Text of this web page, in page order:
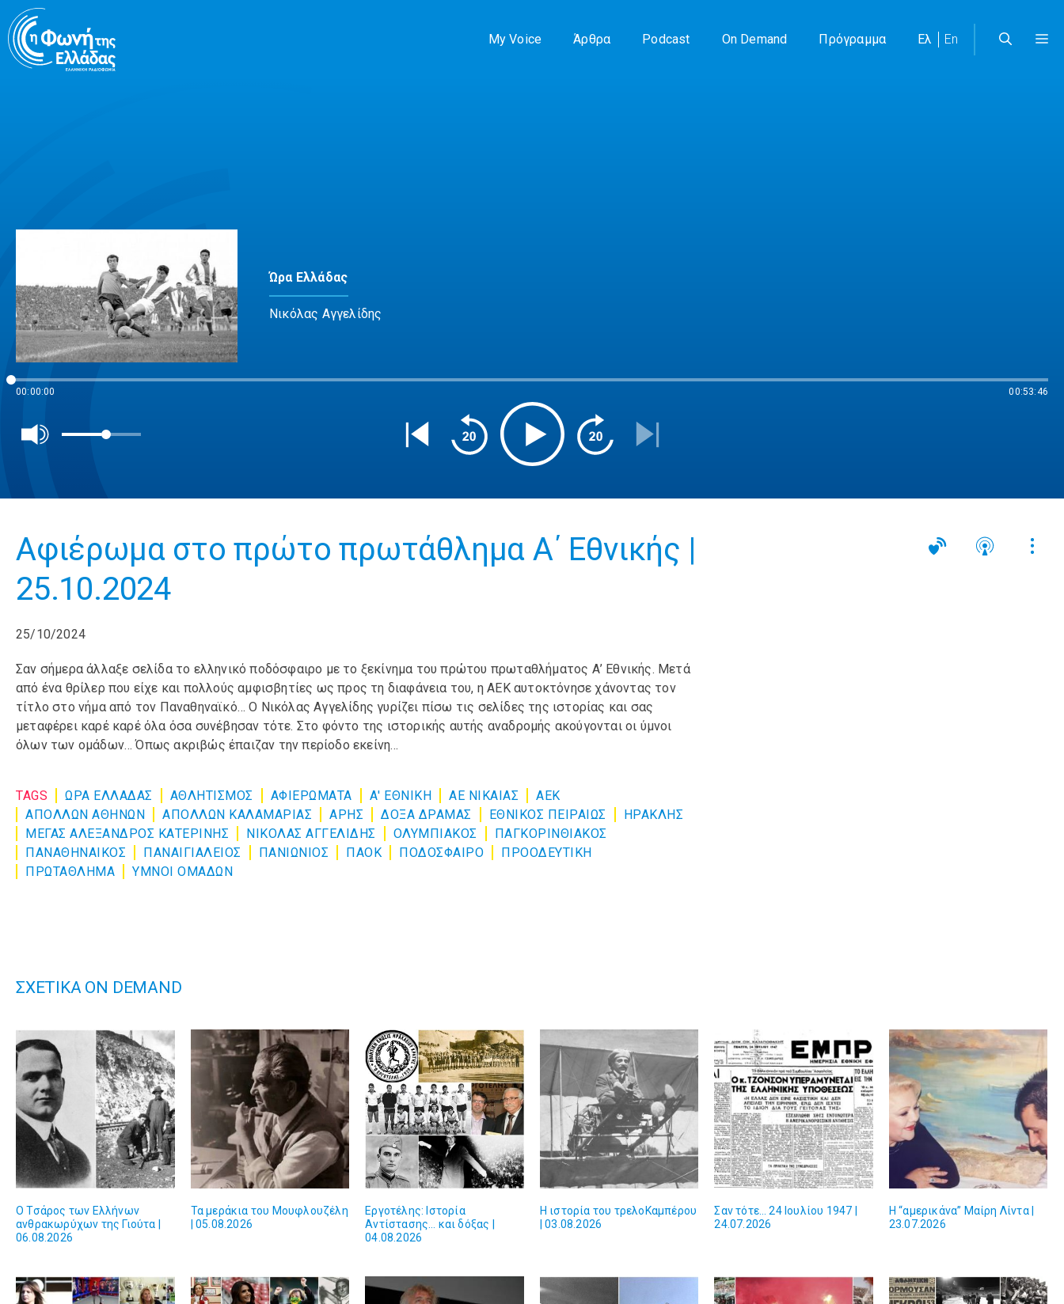
Μετάβαση
σε
περιεχόμενο
My Voice Άρθρα Podcast On Demand Πρόγραμμα Ελ En
Ώρα Ελλάδας
Νικόλας Αγγελίδης
00:00:00 00:53:46
Αφιέρωμα στο πρώτο πρωτάθλημα Α΄ Εθνικής |
25.10.2024
25/10/2024
Σαν σήμερα άλλαξε σελίδα το ελληνικό ποδόσφαιρο με το ξεκίνημα του πρώτου πρωταθλήματος Α’ Εθνικής. Μετά
από ένα θρίλερ που είχε και πολλούς αμφισβητίες ως προς τη διαφάνεια του, η ΑΕΚ αυτοκτόνησε χάνοντας τον
τίτλο στο νήμα από τον Παναθηναϊκό… Ο Νικόλας Αγγελίδης γυρίζει πίσω τις σελίδες της ιστορίας και σας
μεταφέρει καρέ καρέ όλα όσα συνέβησαν τότε. Στο φόντο της ιστορικής αυτής αναδρομής ακούγονται οι ύμνοι
όλων των ομάδων… Όπως ακριβώς έπαιζαν την περίοδο εκείνη…
TAGS ΩΡΑ ΕΛΛΑΔΑΣ ΑΘΛΗΤΙΣΜΌΣ ΑΦΙΕΡΏΜΑΤΑ Α' ΕΘΝΙΚΗ ΑΕ ΝΙΚΑΙΑΣ
ΑΕΚ
ΑΠΟΛΛΩΝ ΑΘΗΝΩΝ
ΑΠΟΛΛΩΝ ΚΑΛΑΜΑΡΙΑΣ ΑΡΗΣ ΔΟΞΑ ΔΡΑΜΑΣ ΕΘΝΙΚΟΣ ΠΕΙΡΑΙΩΣ
ΗΡΑΚΛΗΣ
ΜΕΓΑΣ ΑΛΕΞΑΝΔΡΟΣ ΚΑΤΕΡΙΝΗΣ
ΝΙΚΟΛΑΣ ΑΓΓΕΛΙΔΗΣ ΟΛΥΜΠΙΑΚΟΣ
ΠΑΓΚΟΡΙΝΘΙΑΚΟΣ
ΠΑΝΑΘΗΝΑΙΚΟΣ
ΠΑΝΑΙΓΙΑΛΕΙΟΣ ΠΑΝΙΩΝΙΟΣ ΠΑΟΚ ΠΟΔΟΣΦΑΙΡΟ
ΠΡΟΟΔΕΥΤΙΚΗ
ΠΡΩΤΑΘΛΗΜΑ
ΥΜΝΟΙ ΟΜΑΔΩΝ
ΣΧΕΤΙΚΑ ON DEMAND
Ο Τσάρος των Ελλήνων
ανθρακωρύχων της Γιούτα |
06.08.2026
Τα μεράκια του Μουφλουζέλη
| 05.08.2026
Εργοτέλης: Ιστορία
Αντίστασης… και δόξας |
04.08.2026
Η ιστορία του τρελοΚαμπέρου
| 03.08.2026
Σαν τότε… 24 Ιουλίου 1947 |
24.07.2026
Η “αμερικάνα” Μαίρη Λίντα |
23.07.2026